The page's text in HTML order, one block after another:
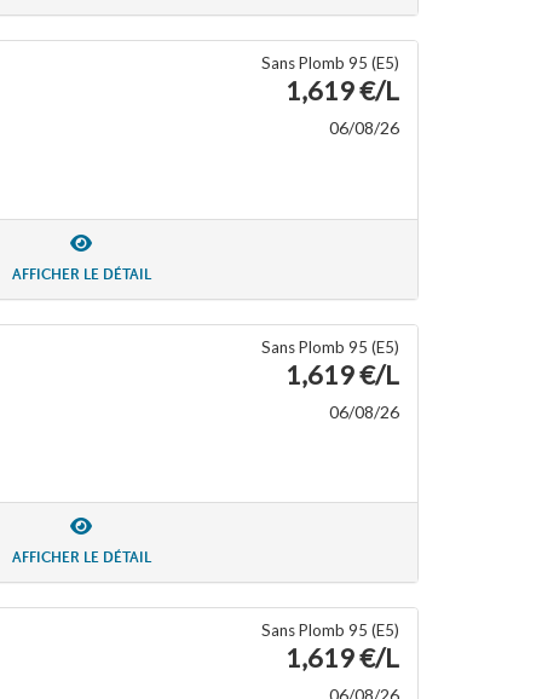
Sans Plomb 95 (E5)
1,619 €/L
06/08/26
AFFICHER LE DÉTAIL
Sans Plomb 95 (E5)
1,619 €/L
06/08/26
AFFICHER LE DÉTAIL
Sans Plomb 95 (E5)
1,619 €/L